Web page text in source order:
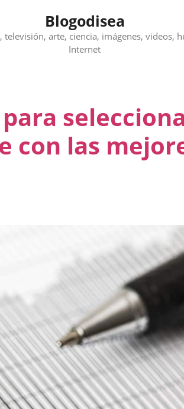
Blogodisea
arte, ciencia, imágenes, videos,
Internet
con las